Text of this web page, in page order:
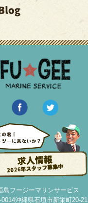
島フージーマリンサービス
0014沖縄県石垣市新栄町20-21